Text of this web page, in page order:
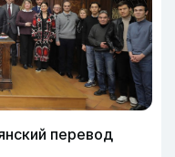
перевод